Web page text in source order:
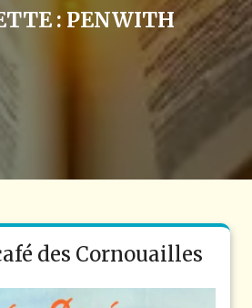
: PENWITH
des Cornouailles